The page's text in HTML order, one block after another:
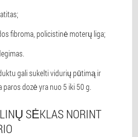
fibroma, policistinė moterų liga;
gali sukelti vidurių pūtimą ir
dozė yra nuo 5 iki 50 g.
SĖKLAS NORINT